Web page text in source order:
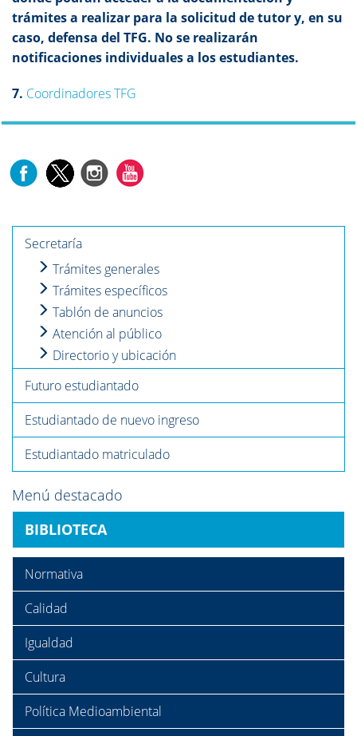
trámites a realizar para la solicitud de tutor y, en su
caso, defensa del TFG. No se realizarán
notificaciones individuales a los estudiantes.
7. Coordinadores TFG
Secretaría
Trámites generales
Trámites específicos
Tablón de anuncios
Atención al público
Directorio y ubicación
Futuro estudiantado
Estudiantado de nuevo ingreso
Estudiantado matriculado
Menú destacado
BIBLIOTECA
Normativa
Calidad
Igualdad
Cultura
Política Medioambiental